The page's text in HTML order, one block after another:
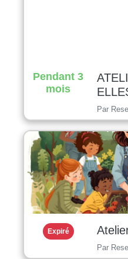
Pendant 3
mois
Par
Expiré
Par